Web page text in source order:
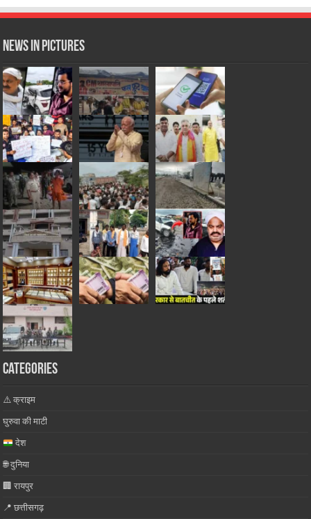
News in Pictures
Categories
⚠️ क्राइम
घुरुवा की माटी
देश
🌐 दुनिया
🏢 रायपुर
📍 छत्तीसगढ़